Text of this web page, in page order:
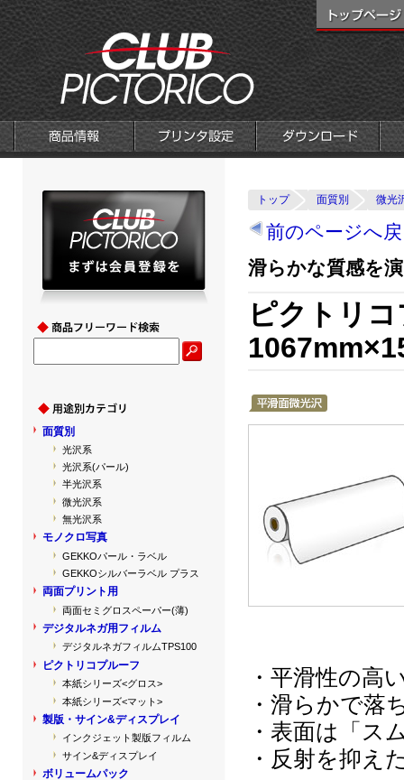
トップ 面質別 微光
前のページへ
滑らかな質感を
ピクトリ
・平滑性の高
・滑らかで落
・表面は「ス
・反射を抑え
面質別
光沢系
光沢系(パール)
半光沢系
微光沢系
無光沢系
モノクロ写真
GEKKOパール・ラベル
GEKKOシルバーラベル プラス
両面プリント用
両面セミグロスペーパー(薄)
デジタルネガ用フィルム
デジタルネガフィルムTPS100
ピクトリコプルーフ
本紙シリーズ<グロス>
本紙シリーズ<マット>
製版・サイン&ディスプレイ
インクジェット製版フィルム
サイン&ディスプレイ
ボリュームパック